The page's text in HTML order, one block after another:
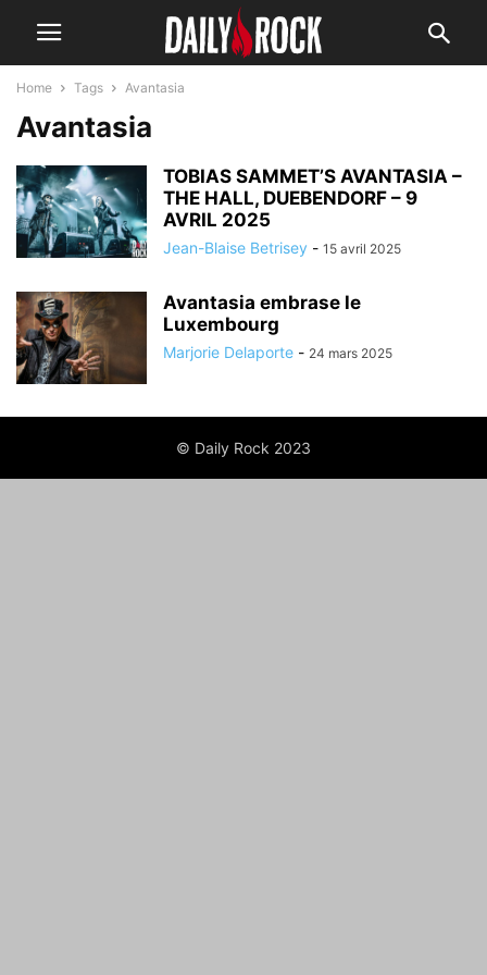
Home Tags Avantasia
Avantasia
TOBIAS SAMMET’S AVANTASIA –
THE HALL, DUEBENDORF – 9
AVRIL 2025
Jean-Blaise Betrisey - 15 avril 2025
Avantasia embrase le
Luxembourg
Marjorie Delaporte - 24 mars 2025
© Daily Rock 2023